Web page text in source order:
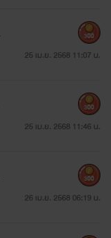
25 เม.ย. 2568 11:07 น.
300
25 เม.ย. 2568 11:46 น.
300
26 เม.ย. 2568 06:19 น.
300